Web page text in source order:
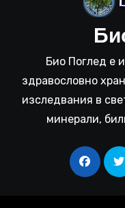
Био Поглед е
здравословно
изследвания в
минерали,